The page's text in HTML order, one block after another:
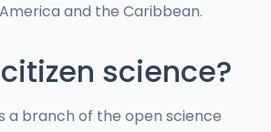
and the Caribbean.
science?
a branch of the open science